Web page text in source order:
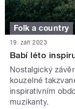
Folk a country
19. září 2023
Babí léto
Nostalgický
kouzelné
inspirativním
muzikanty.